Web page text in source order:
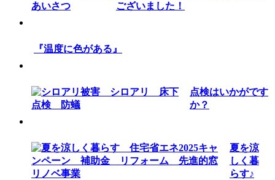
ございました！
『温度に色がある』
点検はいかがです
か？
夏を涼
しく暮
らす♪